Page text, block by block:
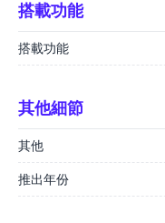
搭載功能
搭載功能
其他細節
其他
推出年份